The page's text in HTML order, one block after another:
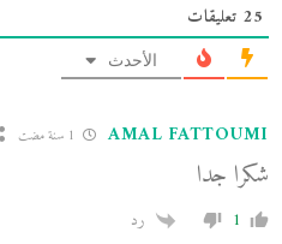
25 تعليقات
الأحدث
AMAL FATTOUMI
شكرا جدا
1 رد